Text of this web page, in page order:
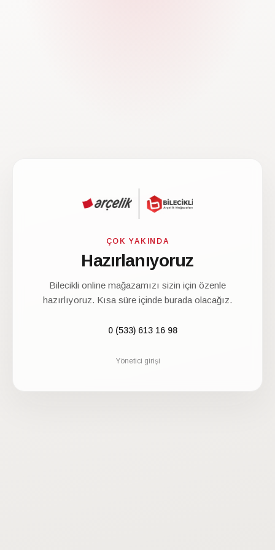
ÇOK YAKINDA
Hazırlanıyoruz
Bilecikli online mağazamızı sizin için özenle
hazırlıyoruz. Kısa süre içinde burada olacağız.
0 (533) 613 16 98
Yönetici girişi